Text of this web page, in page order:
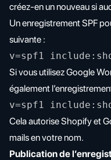
créez-en un nouveau si
Un enregistrement SPF
suivante :
v=spf1
Si vous utilisez Google
également
v=spf1
Cela autorise Shopify et
mails en votre nom.
Publication de